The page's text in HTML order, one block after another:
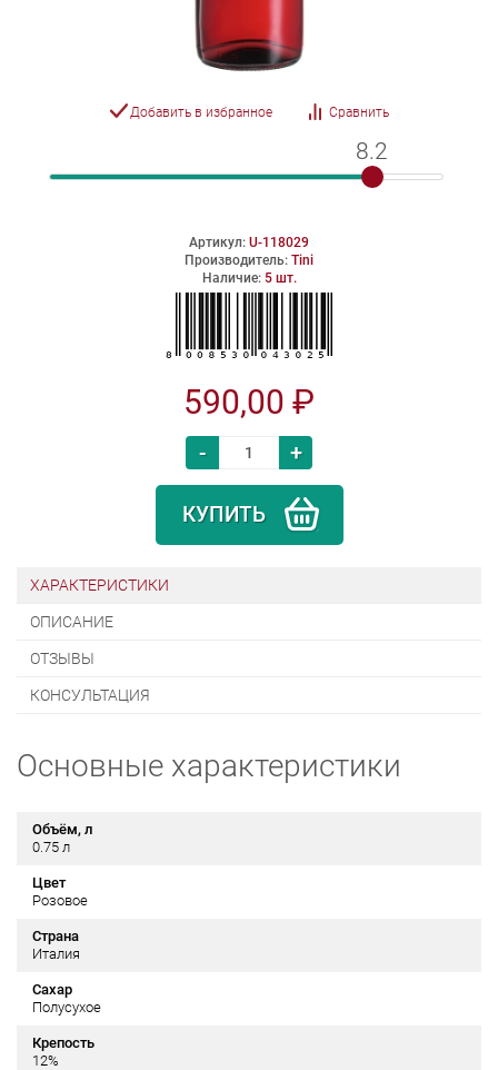
Добавить в избранное Сравнить
8.2
8.2
Артикул: U-118029
Производитель: Tini
Наличие: 5 шт.
590,00 ₽
- +
КУПИТЬ
ХАРАКТЕРИСТИКИ
ОПИСАНИЕ
ОТЗЫВЫ
КОНСУЛЬТАЦИЯ
Основные характеристики
Объём, л
0.75 л
Цвет
Розовое
Страна
Италия
Сахар
Полусухое
Крепость
12%